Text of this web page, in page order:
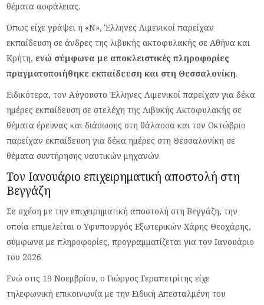
θέματα ασφάλειας.
Όπως είχε γράψει η «Ν», Έλληνες Λιμενικοί παρείχαν
εκπαίδευση σε άνδρες της λιβυκής ακτοφυλακής σε Αθήνα και
Κρήτη, ενώ σύμφωνα με αποκλειστικές πληροφορίες
πραγματοποιήθηκε εκπαίδευση και στη Θεσσαλονίκη.
Ειδικότερα, τον Αύγουστο Έλληνες Λιμενικοί παρείχαν για δέκα
ημέρες εκπαίδευση σε στελέχη της Λιβυκής Ακτοφυλακής σε
θέματα έρευνας και διάσωσης στη θάλασσα και τον Οκτώβριο
παρείχαν εκπαίδευση για δέκα ημέρες στη Θεσσαλονίκη σε
θέματα συντήρησης ναυτικών μηχανών.
Τον Ιανουάριο επιχειρηματική αποστολή στη
Βεγγάζη
Σε σχέση με την επιχειρηματική αποστολή στη Βεγγάζη, την
οποία επιμελείται ο Υφυπουργός Εξωτερικών Χάρης Θεοχάρης,
σύμφωνα με πληροφορίες, προγραμματίζεται για τον Ιανουάριο
του 2026.
Ενώ στις 19 Νοεμβρίου, ο Γιώργος Γεραπετρίτης είχε
τηλεφωνική επικοινωνία με την Ειδική Απεσταλμένη του